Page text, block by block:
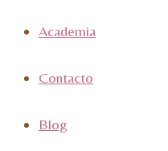
Academia
Contacto
Blog